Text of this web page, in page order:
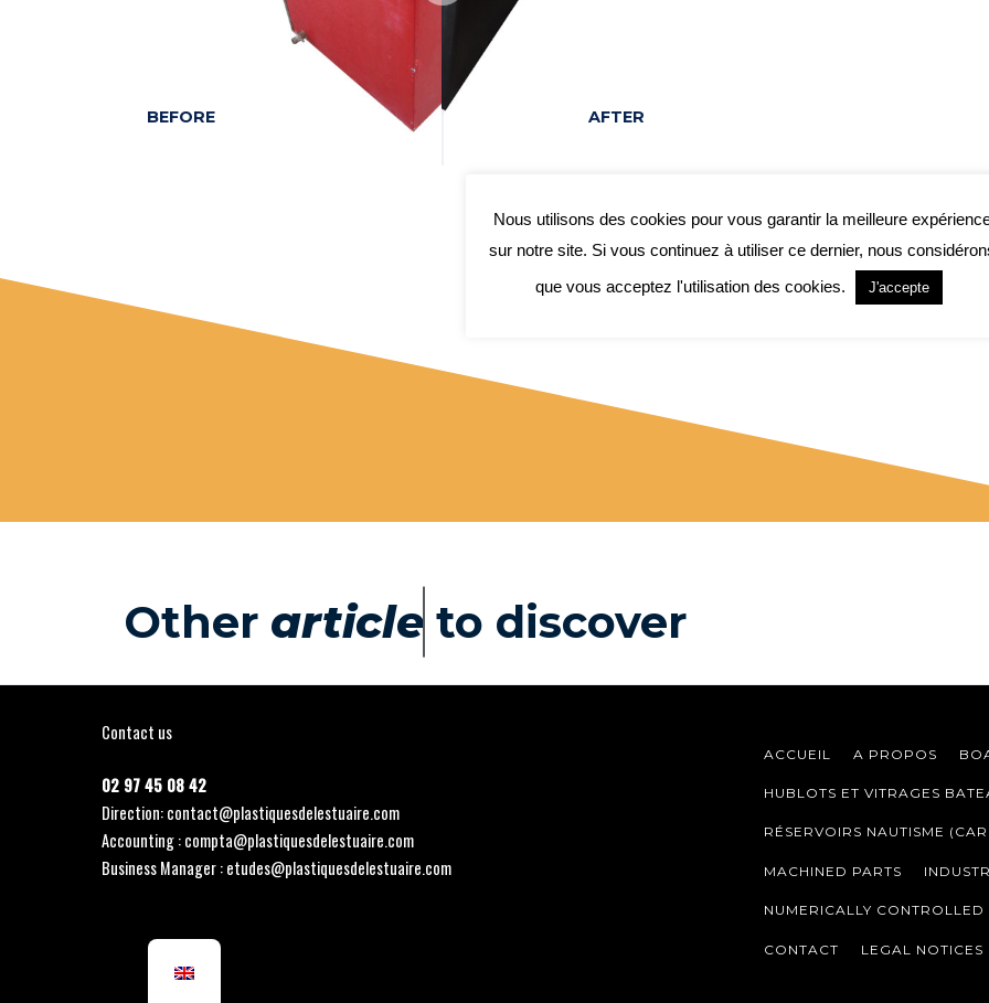
AFTER
BEFORE
Other article s to discover
Contact us
02 97 45 08 42
Direction: contact@plastiquesdelestuaire.com
Accounting : compta@plastiquesdelestuaire.com
Business Manager : etudes@plastiquesdelestuaire.com
ACCUEIL A PROPOS
HUBLOTS ET VITRAGES
RÉSERVOIRS NAUTISME
MACHINED PARTS
NUMERICALLY
CONTACT LEGAL NOTICES
Nous utilisons des cookies pour vous garantir la meilleure
sur notre site. Si vous continuez à utiliser ce dernier, nous
que vous acceptez l'utilisation des cookies.
J'accepte